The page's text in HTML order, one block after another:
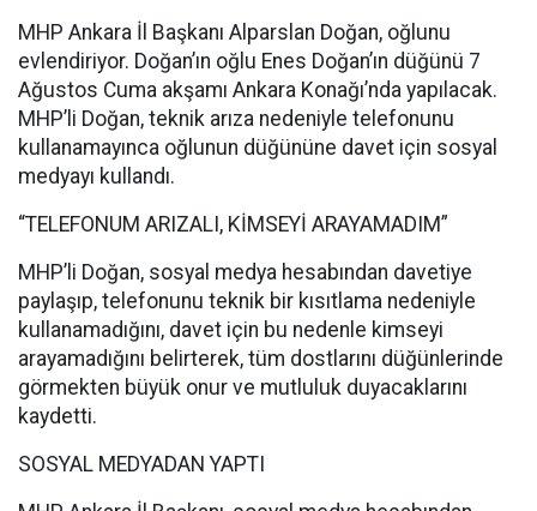
MHP Ankara İl Başkanı Alparslan Doğan, oğlunu
evlendiriyor. Doğan’ın oğlu Enes Doğan’ın düğünü 7
Ağustos Cuma akşamı Ankara Konağı’nda yapılacak.
MHP’li Doğan, teknik arıza nedeniyle telefonunu
kullanamayınca oğlunun düğününe davet için sosyal
medyayı kullandı.
“TELEFONUM ARIZALI, KİMSEYİ ARAYAMADIM”
MHP’li Doğan, sosyal medya hesabından davetiye
paylaşıp, telefonunu teknik bir kısıtlama nedeniyle
kullanamadığını, davet için bu nedenle kimseyi
arayamadığını belirterek, tüm dostlarını düğünlerinde
görmekten büyük onur ve mutluluk duyacaklarını
kaydetti.
SOSYAL MEDYADAN YAPTI